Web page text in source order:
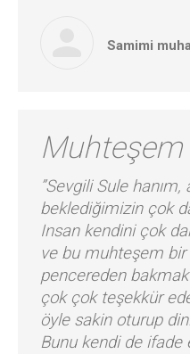
Samimi
”Sevgili Sule
beklediğimizin çok
Insan kendini çok
ve bu muhteşem
pencereden
çok çok teşekkür
öyle sakin oturup
Bunu kendi de